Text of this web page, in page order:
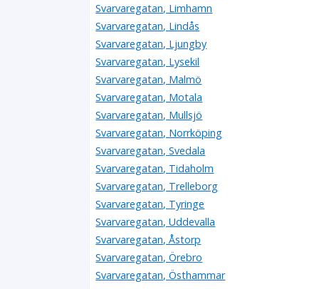
Svarvaregatan, Limhamn
Svarvaregatan, Lindås
Svarvaregatan, Ljungby
Svarvaregatan, Lysekil
Svarvaregatan, Malmö
Svarvaregatan, Motala
Svarvaregatan, Mullsjö
Svarvaregatan, Norrköping
Svarvaregatan, Svedala
Svarvaregatan, Tidaholm
Svarvaregatan, Trelleborg
Svarvaregatan, Tyringe
Svarvaregatan, Uddevalla
Svarvaregatan, Åstorp
Svarvaregatan, Örebro
Svarvaregatan, Östhammar